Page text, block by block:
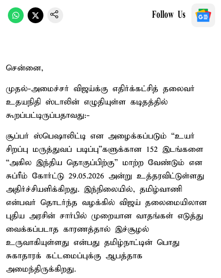
Follow Us
சென்னை,
முதல்-அமைச்சர் விஜய்க்கு எதிர்க்கட்சித் தலைவர்
உதயநிதி ஸ்டாலின் எழுதியுள்ள கடிதத்தில்
கூறப்பட்டிருப்பதாவது:-
சூப்பர் ஸ்பெஷாலிட்டி என அழைக்கப்படும் “உயர்
சிறப்பு மருத்துவப் படிப்பு”களுக்கான 152 இடங்களை
“அகில இந்திய தொகுப்பிற்கு” மாற்ற வேண்டும் என
சுப்ரீம் கோர்ட்டு 29.05.2026 அன்று உத்தரவிட்டுள்ளது
அதிர்ச்சியளிக்கிறது. இந்நிலையில், தமிழ்வாணி
என்பவர் தொடர்ந்த வழக்கில் விஜய் தலைமையிலான
புதிய அரசின் சார்பில் முறையான வாதங்கள் எடுத்து
வைக்கப்படாத காரணத்தால் இச்சூழல்
உருவாகியுள்ளது என்பது தமிழ்நாட்டின் பொது
சுகாதாரக் கட்டமைப்புக்கு ஆபத்தாக
அமைந்திருக்கிறது.